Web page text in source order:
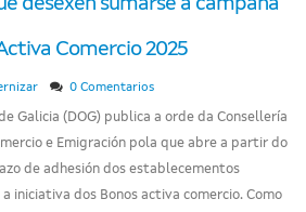
Comercio 2025
0 Comentarios
Galicia (DOG) publica a orde da Consellería
e Emigración pola que abre a partir do
de adhesión dos establecementos
iniciativa dos Bonos activa comercio. Como